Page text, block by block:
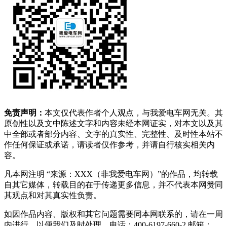
免责声明： 本文仅代表作者个人观点，与我爱电车网无关。其
原创性以及文中陈述文字和内容未经本网证实，对本文以及其
中全部或者部分内容、文字的真实性、完整性、及时性本站不
作任何保证或承诺，请读者仅作参考，并请自行核实相关内
容。
凡本网注明 “来源：XXX（非我爱电车网）”的作品，均转载
自其它媒体，转载目的在于传递更多信息，并不代表本网赞同
其观点和对其真实性负责。
如因作品内容、版权和其它问题需要同本网联系的，请在一周